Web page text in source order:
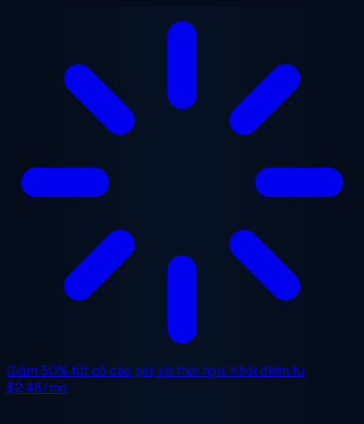
Giảm 50% tất cả các gói, có thời hạn. Khởi điểm từ
$2.48/mo